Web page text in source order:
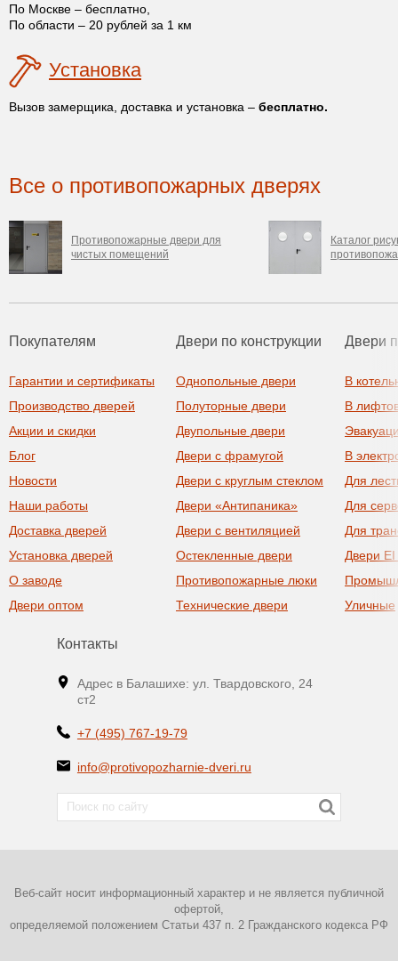
По Москве – бесплатно,
По области – 20 рублей за 1 км
Установка
Вызов замерщика, доставка и установка – бесплатно.
Все о противопожарных дверях
Противопожарные двери для
чистых помещений
Каталог
Покупателям
Гарантии и сертификаты
Производство дверей
Акции и скидки
Блог
Новости
Наши работы
Доставка дверей
Установка дверей
О заводе
Двери оптом
Двери по конструкции
Однопольные двери
Полуторные двери
Двупольные двери
Двери с фрамугой
Двери с круглым стеклом
Двери «Антипаника»
Двери с вентиляцией
Остекленные двери
Противопожарные люки
Технические двери
Двери
В
В
В
Для
Для
Для
Двери
Уличные
Контакты
Адрес в Балашихе: ул. Твардовского, 24
ст2
+7 (495) 767-19-79
info@protivopozharnie-dveri.ru
Веб-сайт носит информационный характер и не является публичной
офертой,
определяемой положением Статьи 437 п. 2 Гражданского кодекса РФ